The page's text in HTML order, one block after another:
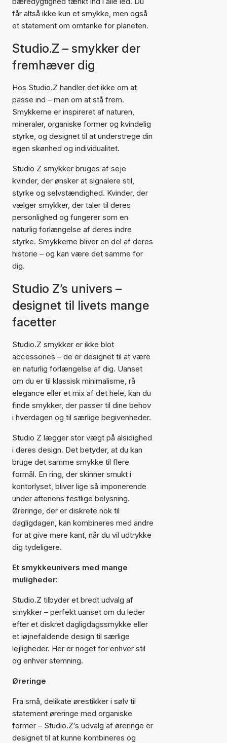
får altså ikke kun et smykke, men også
et statement om omtanke for planeten.
Studio.Z – smykker der
fremhæver dig
Hos Studio.Z handler det ikke om at
passe ind – men om at stå frem.
Smykkerne er inspireret af naturen,
mineraler, organiske former og kvindelig
styrke, og designet til at understrege din
egen skønhed og individualitet.
Studio Z smykker bruges af seje
kvinder, der ønsker at signalere stil,
styrke og selvstændighed. Kvinder, der
vælger smykker, der taler til deres
personlighed og fungerer som en
naturlig forlængelse af deres indre
styrke. Smykkerne bliver en del af deres
historie – og kan være det samme for
dig.
Studio Z’s univers –
designet til livets mange
facetter
Studio.Z smykker er ikke blot
accessories – de er designet til at være
en naturlig forlængelse af dig. Uanset
om du er til klassisk minimalisme, rå
elegance eller et mix af det hele, kan du
finde smykker, der passer til dine behov
i hverdagen og til særlige begivenheder.
Studio Z lægger stor vægt på alsidighed
i deres design. Det betyder, at du kan
bruge det samme smykke til flere
formål. En ring, der skinner smukt i
kontorlyset, bliver lige så imponerende
under aftenens festlige belysning.
Øreringe, der er diskrete nok til
dagligdagen, kan kombineres med andre
for at give mere kant, når du vil udtrykke
dig tydeligere.
Et smykkeunivers med mange
muligheder:
Studio.Z tilbyder et bredt udvalg af
smykker – perfekt uanset om du leder
efter et diskret dagligdagssmykke eller
et iøjnefaldende design til særlige
lejligheder. Her er noget for enhver stil
og enhver stemning.
Øreringe
Fra små, delikate ørestikker i sølv til
statement øreringe med organiske
former – Studio.Z’s udvalg af øreringe er
designet til at kunne kombineres og